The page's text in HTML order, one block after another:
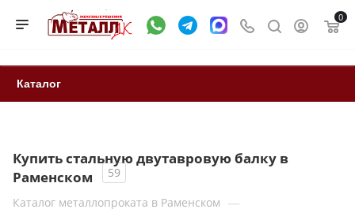
0
Каталог
Купить стальную двутавровую балку в
Раменском
59
Каталог металлопроката в Раменском —